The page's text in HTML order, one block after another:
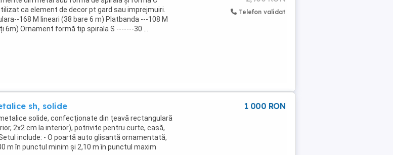
ca element de decor pt gard sau imprejmuiri.
168 M lineari (38 bare 6 m) Platbanda ---108 M
6m) Ornament formă tip spirala S -------30 ...
Telefon validat
sh, solide
solide, confecționate din țeavă rectangulară
2x2 cm la interior), potrivite pentru curte, casă,
include: - O poartă auto glisantă ornamentată,
m în punctul minim și 2,10 m în punctul maxim
1 000 RON